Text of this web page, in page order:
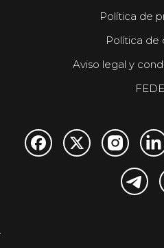
Política de
Política de
Aviso legal y